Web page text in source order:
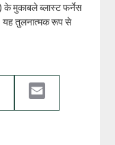
के मुकाबले ब्‍लास्‍ट फर्नेस
यह तुलनात्‍मक रूप से